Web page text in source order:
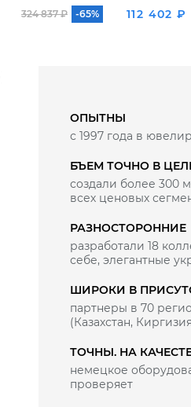
324 837 ₽ -65% 112 402 ₽
ОПЫТНЫ
с 1997 года в
БЪЕМ ТОЧНО В
создали более 300
всех ценовых
РАЗНОСТОРОННИЕ
разработали 18
себе, элегантные
ШИРОКИ В
партнеры в 70
(Казахстан,
ТОЧНЫ. НА
немецкое
проверяет